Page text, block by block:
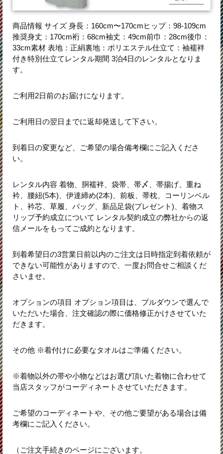
商品情報 サイズ 身長：160cm〜170cmヒップ：98-109cm
推奨身丈：170cm裄：68cm袖丈：49cm前巾：28cm後巾：
33cm素材 表地：正絹裏地：ポリエステル仕立て：袖襦袢
付き特別仕立てレンタル期間 3泊4日のレンタルとなりま
す。
ご利用2日前のお届けになります。
ご利用日の翌日までに返却発送して下さい。
到着日の変更など、ご希望の場合備考欄にご記入くださ
い。
レンタル内容 着物、胴襦袢、袋帯、帯〆、帯揚げ、重ね
衿、腰紐(5本)、伊達締め(2本)、前板、帯枕、コーリンベル
ト、衿芯、草履、バッグ、新品足袋(プレゼント)、着物ス
リップ予約成立について レンタル契約成立の弊社からの返
信メールをもってご成約となります。
到着希望日の3営業日前以内のご注文は日時指定到着依頼が
できない可能性がありますので、一度お問合せご相談くだ
さいませ。
オプションの項目 オプション項目は、プルダウンで選んで
いただいた場合、注文確認の際に価格修正かけさせていた
だきます。
その他 ※着付けに必要なタオルはご準備ください。
※着物以外の帯や小物などはお選び頂いた着物に合わせて
当店スタッフがコーディネートさせていただきます。
ご希望のコーディネートや、その他ご要望がある場合は備
考欄にご記入ください。
（ご注文手続きのページにございます。